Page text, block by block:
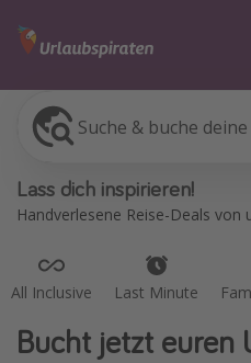
Suche & buche
Lass dich inspirieren!
Handverlesene Reise-Deals von
All Inclusive Last Minute
All Inclusive
Flüge
Pauschalreisen
Bucht jetzt euren